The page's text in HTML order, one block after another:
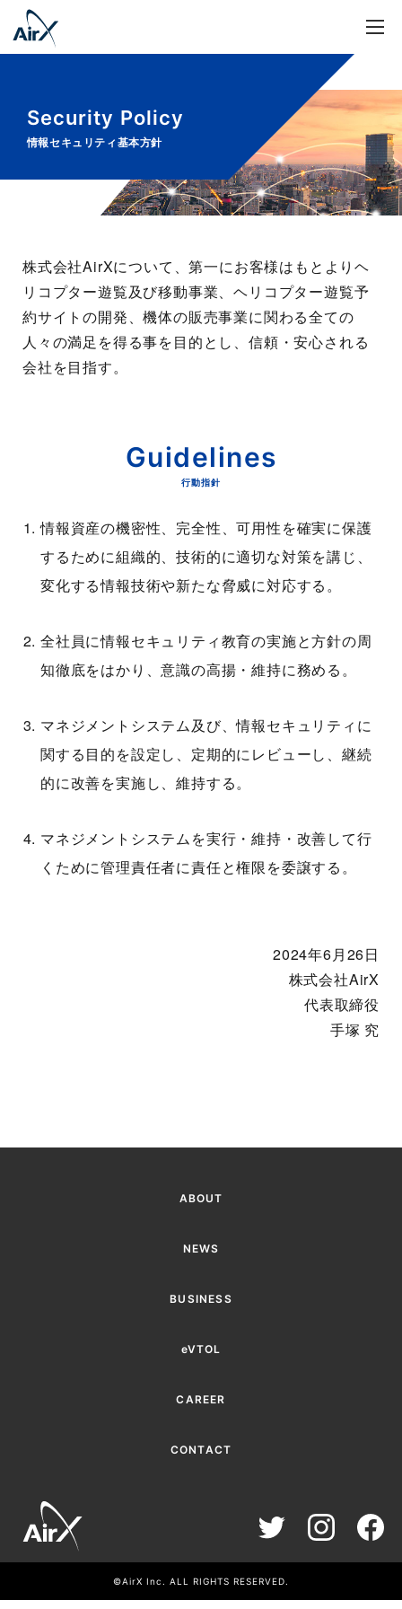
Security Policy
情報セキュリティ基本方針
株式会社AirXについて、第一にお客様はもとよりヘ
リコプター遊覧及び移動事業、ヘリコプター遊覧予
約サイトの開発、機体の販売事業に関わる全ての
人々の満足を得る事を目的とし、信頼・安心される
会社を目指す。
Guidelines
行動指針
情報資産の機密性、完全性、可用性を確実に保護
するために組織的、技術的に適切な対策を講じ、
変化する情報技術や新たな脅威に対応する。
全社員に情報セキュリティ教育の実施と方針の周
知徹底をはかり、意識の高揚・維持に務める。
マネジメントシステム及び、情報セキュリティに
関する目的を設定し、定期的にレビューし、継続
的に改善を実施し、維持する。
マネジメントシステムを実行・維持・改善して行
くために管理責任者に責任と権限を委譲する。
2024年6月26日
株式会社AirX
代表取締役
手塚 究
ABOUT
NEWS
BUSINESS
eVTOL
CAREER
CONTACT
©AirX Inc. ALL RIGHTS RESERVED.